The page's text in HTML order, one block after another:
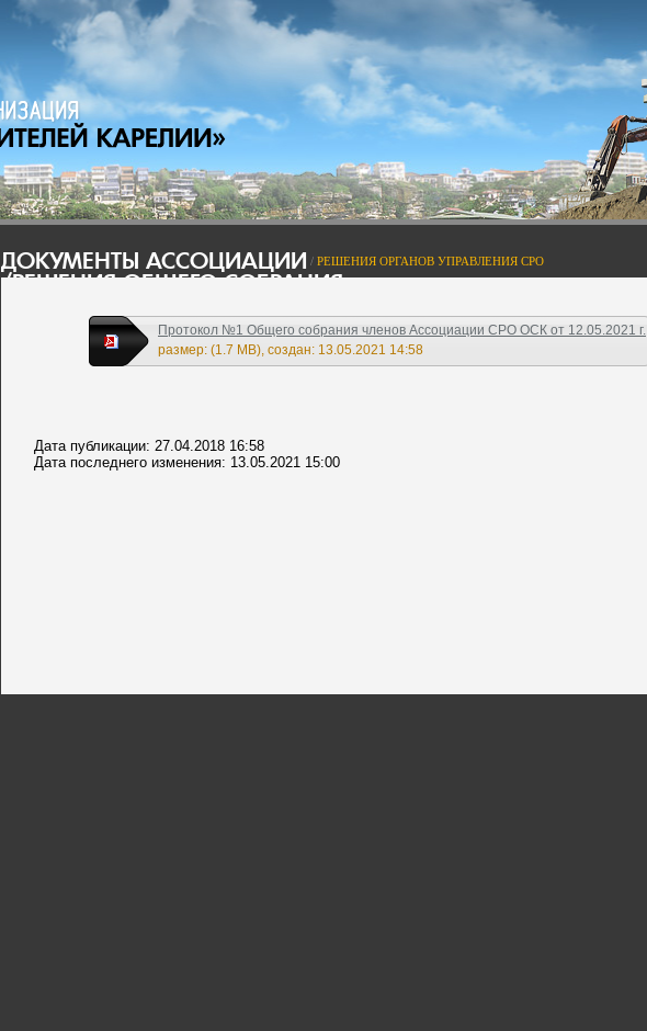
ДОКУМЕНТЫ АССОЦИАЦИИ / РЕШЕНИЯ ОРГАНОВ УПРАВЛЕНИЯ СРО
/РЕШЕНИЯ ОБЩЕГО СОБРАНИЯ
Протокол №1 Общего собрания членов Ассоциации СРО ОСК от 12.05.2021 г.
размер: (1.7 MB), создан: 13.05.2021 14:58
Дата публикации: 27.04.2018 16:58
Дата последнего изменения: 13.05.2021 15:00